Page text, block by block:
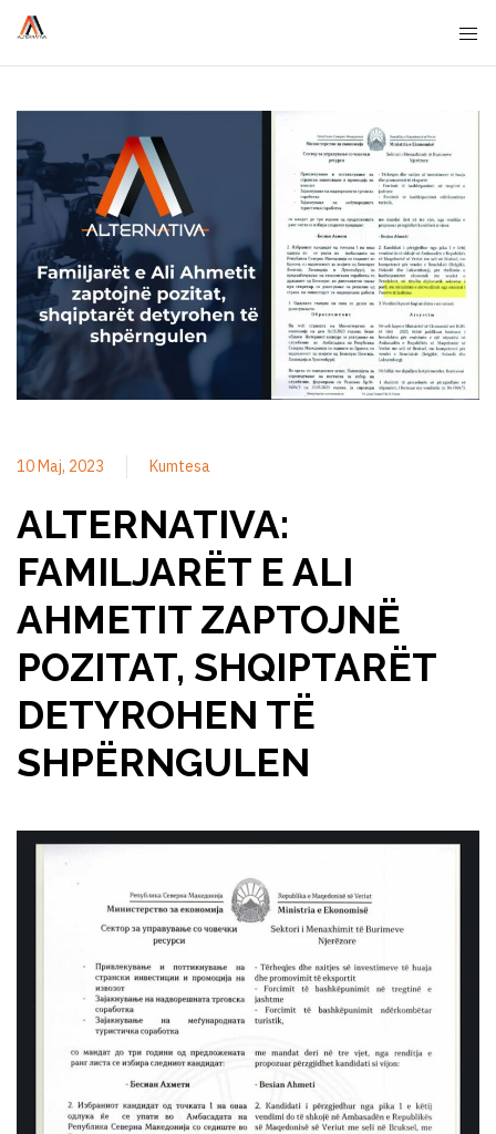
10 Maj, 2023 Kumtesa
ALTERNATIVA:
FAMILJARËT E ALI
AHMETIT ZAPTOJNË
POZITAT, SHQIPTARËT
DETYROHEN TË
SHPËRNGULEN